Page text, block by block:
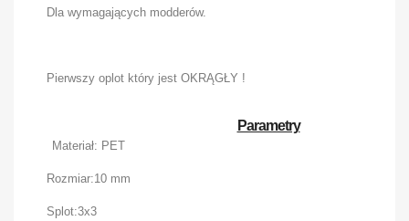
Dla wymagających modderów.
Pierwszy oplot który jest OKRĄGŁY !
Parametry
Materiał: PET
Rozmiar:10 mm
Splot:3x3